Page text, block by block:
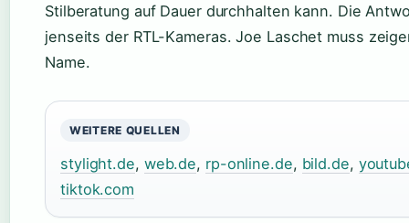
Stilberatung auf Dauer durchhalten kann. Die
jenseits der RTL-Kameras. Joe Laschet muss
Name.
WEITERE QUELLEN
stylight.de, web.de, rp-online.de, bild.de,
tiktok.com